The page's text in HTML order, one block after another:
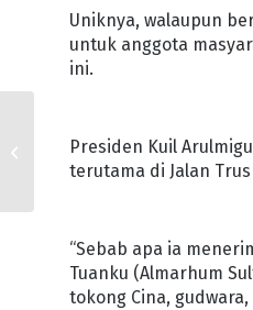
Uniknya, walaupun
untuk anggota
ini.
Presiden Kuil
terutama di Jalan
“Sebab apa ia
Tuanku (Almarhum
tokong Cina,
KONGSI RASA TERGURIS
UMAT ISLAM